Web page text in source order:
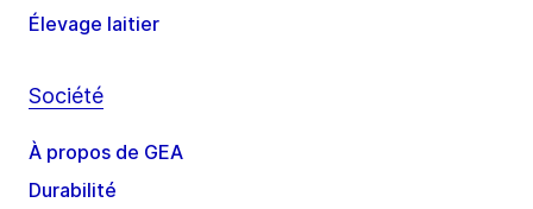
Élevage laitier
Société
À propos de GEA
Durabilité